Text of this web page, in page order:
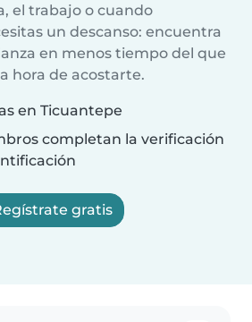
el trabajo o cuando
un descanso: encuentra
en menos tiempo del que
hora de acostarte.
en Ticuantepe
completan la verificación
gratis